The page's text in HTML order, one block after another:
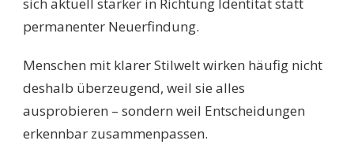
permanenter Neuerfindung.
Menschen mit klarer Stilwelt wirken häufig nicht
deshalb überzeugend, weil sie alles
ausprobieren – sondern weil Entscheidungen
erkennbar zusammenpassen.